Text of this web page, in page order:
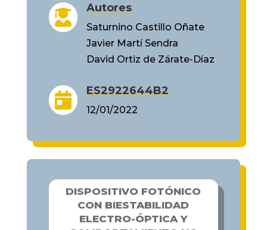
 Autores
Saturnino Castillo Oñate
Javier Martí Sendra
David Ortiz de Zárate-Díaz
 ES2922644B2
12/01/2022
DISPOSITIVO FOTÓNICO
CON BIESTABILIDAD
ELECTRO-ÓPTICA Y